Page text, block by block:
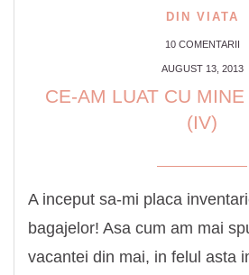
DIN VIATA
10 COMENTARII
AUGUST 13, 2013
CE-AM LUAT CU MINE
(IV)
A inceput sa-mi placa
bagajelor! Asa cum am mai
vacantei din mai, in felul asta